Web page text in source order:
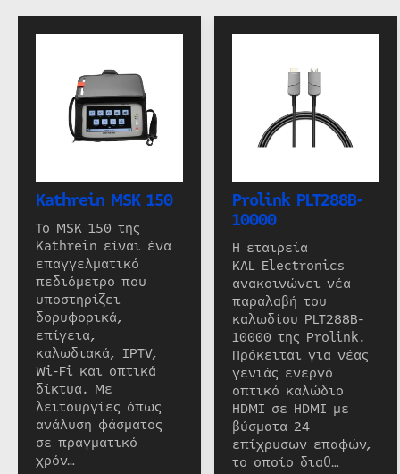
Kathrein MSK 150
Το MSK 150 της
Kathrein είναι ένα
επαγγελματικό
πεδιόμετρο που
υποστηρίζει
δορυφορικά,
επίγεια,
καλωδιακά, IPTV,
Wi-Fi και οπτικά
δίκτυα. Με
λειτουργίες όπως
ανάλυση φάσματος
σε πραγματικό
χρόν…
Prolink PLT288B-
10000
Η εταιρεία
KAL Electronics
ανακοινώνει νέα
παραλαβή του
καλωδίου PLT288B-
10000 της Prolink.
Πρόκειται για νέας
γενιάς ενεργό
οπτικό καλώδιο
HDMI σε HDMI με
βύσματα 24
επίχρυσων επαφών,
το οποίο διαθ…